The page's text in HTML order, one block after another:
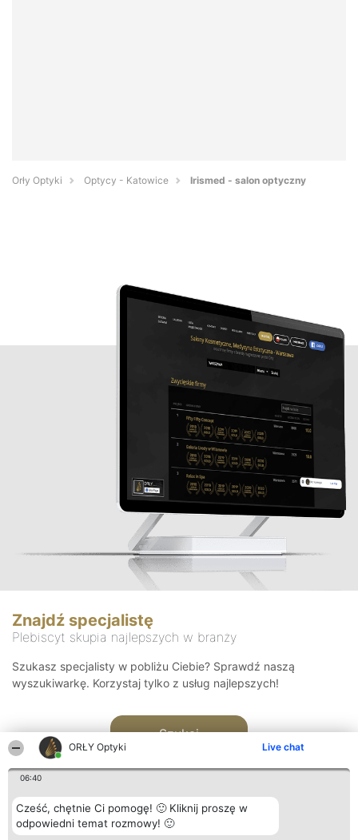
ORŁY Optyki Live chat
06:40
Cześć, chętnie Ci pomogę! 🙂 Kliknij proszę w
odpowiedni temat rozmowy! 🙂
Orły Optyki Optycy - Katowice Irismed - salon optyczny
Znajdź specjalistę
Plebiscyt skupia najlepszych w branży
Szukasz specjalisty w pobliżu Ciebie? Sprawdź naszą
wyszukiwarkę. Korzystaj tylko z usług najlepszych!
Szukaj